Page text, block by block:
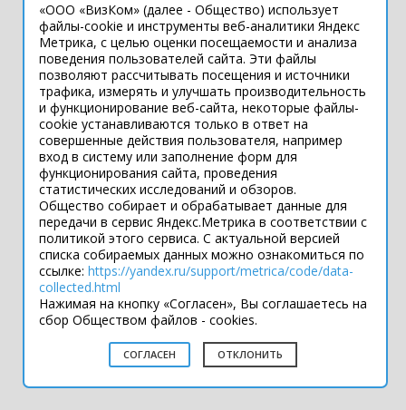
Интернет-сайт носит информационный
характер и ни при каких условиях не
является публичной офертой, которая
определяется положениями статьи 437
Гражданского кодекса РФ.
Технические параметры (спецификация)
и комплект поставки товара могут быть
изменены производителем без
предварительного уведомления.
Уточняйте информацию у наших
менеджеров.
Подпишитесь
Разработка сайта — Filatov Group
«ООО «ВизКом» (далее - Общество) использует
файлы-cookie и инструменты веб-аналитики Яндекс
Метрика, с целью оценки посещаемости и анализа
поведения пользователей сайта. Эти файлы
позволяют рассчитывать посещения и источники
трафика, измерять и улучшать производительность
и функционирование веб-сайта, некоторые файлы-
cookie устанавливаются только в ответ на
совершенные действия пользователя, например
вход в систему или заполнение форм для
функционирования сайта, проведения
статистических исследований и обзоров.
Общество собирает и обрабатывает данные для
передачи в сервис Яндекс.Метрика в соответствии с
политикой этого сервиса. С актуальной версией
списка собираемых данных можно ознакомиться по
ссылке: https://yandex.ru/support/metrica/code/data-
collected.html
Нажимая на кнопку «Согласен», Вы соглашаетесь на
сбор Обществом файлов - cookies.
СОГЛАСЕН ОТКЛОНИТЬ